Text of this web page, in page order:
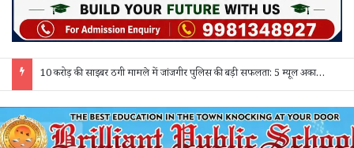
हर घर तिरंगा’ अभियान के तहत आज जांजगीर में तिरंगा यात्रा: खोखरा मोड़ से जुटेंगे विद्यार्थी और नागरिक, जागेगी राष्ट्रीय चेतना